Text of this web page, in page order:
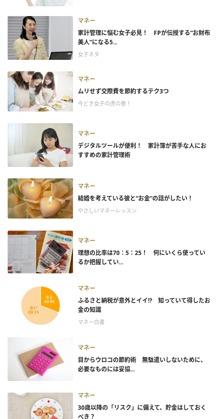
マネー
家計管理に悩む女子必見！ FPが伝授する“お財布
美人”になる5...
女子ネタ
マネー
ムリせず交際費を節約するテク3つ
今どき女子の虎の巻！
マネー
デジタルツールが便利！ 家計簿が苦手な人にお
すすめの家計管理術
マネー
結婚を考えている彼と“お金”の話がしたい！
やさしいマネーレッスン
マネー
理想の比率は70：5：25！ 何にいくら使ってい
るか把握してい...
マネー
ふるさと納税が意外とイイ!? 知っていて得したお
金の知識
マネー白書
マネー
目からウロコの節約術 無駄遣いしないために、
必要なものには妥協...
マネー
30歳以降の「リスク」に備えて、貯金はしておく
べき？